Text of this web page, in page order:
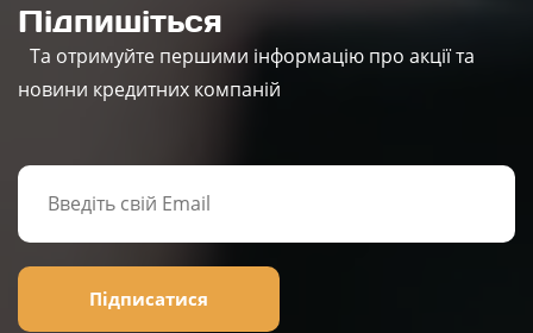
Підпишіться
Та отримуйте першими інформацію про акції та
новини кредитних компаній
Підписатися